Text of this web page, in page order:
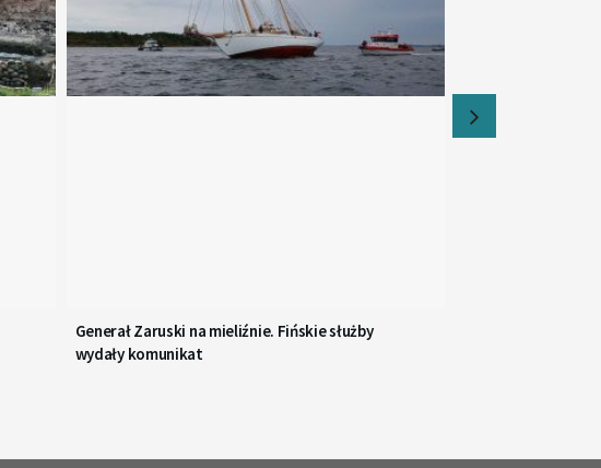
Generał Zaruski na mieliźnie. Fińskie służby
wydały komunikat